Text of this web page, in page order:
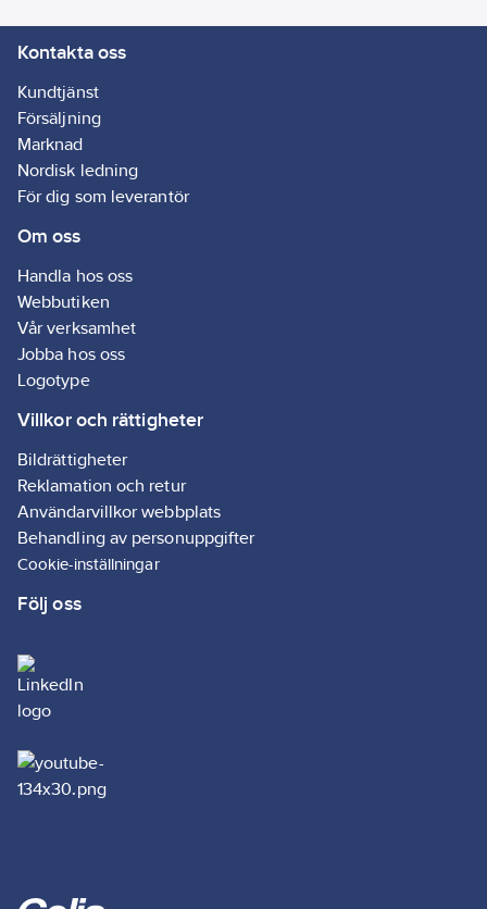
Kontakta oss
Kundtjänst
Försäljning
Marknad
Nordisk ledning
För dig som leverantör
Om oss
Handla hos oss
Webbutiken
Vår verksamhet
Jobba hos oss
Logotype
Villkor och rättigheter
Bildrättigheter
Reklamation och retur
Användarvillkor webbplats
Behandling av personuppgifter
Cookie-inställningar
Följ oss